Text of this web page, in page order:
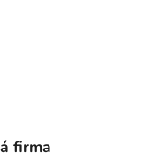
firma